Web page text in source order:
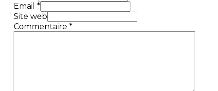
Email *
Site web
Commentaire *